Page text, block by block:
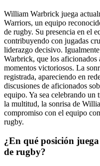
William Warbrick juega
Warriors, un equipo
de rugby. Su presencia en el
contribuyendo con jugadas
liderazgo decisivo.
Warbrick, que los aficionados
momentos victoriosos. La
registrada, apareciendo en
discusiones de aficionados
equipo. Ya sea celebrando un
la multitud, la sonrisa de
compromiso con el equipo
rugby.
¿En qué posición
de rugby?